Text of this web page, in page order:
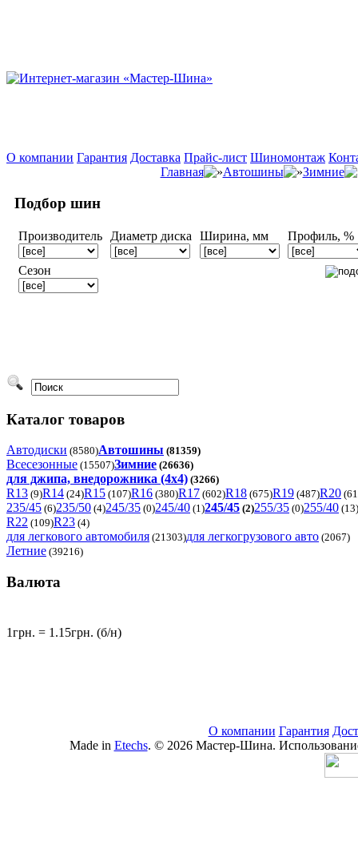
О компании Гарантия Доставка Прайс-лист Шиномонтаж
Главная
Автошины Зимние
Подбор шин
Производитель Диаметр диска Ширина, мм Профиль, %
Сезон
Каталог товаров
Автодиски (8580)Автошины (81359)
Всесезонные (15507)Зимние (26636)
для джипа, внедорожника (4x4) (3266)
R13 (9)R14 (24)R15 (107)R16 (380)R17 (602)R18 (675)R19 (487)R20
235/45 (6)235/50 (4)245/35 (0)245/40 (1)245/45 (2)255/35 (0)255/40 (13)
R22 (109)R23 (4)
для легкового автомобиля (21303)для легкогрузового авто (2067)
Летние (39216)
Валюта
1грн. = 1.15грн. (б/н)
О компании Гарантия
Made in Etechs. © 2026 Мастер-Шина.